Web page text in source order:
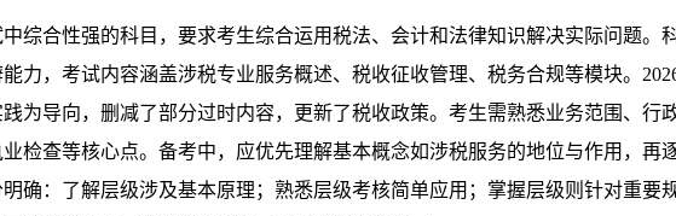
中综合性强的科目，要求考生综合运用税法、会计和法律知识解决实际问题。
力，考试内容涵盖涉税专业服务概述、税收征收管理、税务合规等模块。
为导向，删减了部分过时内容，更新了税收政策。考生需熟悉业务范围、行
检查等核心点。备考中，应优先理解基本概念如涉税服务的地位与作用，再
确：了解层级涉及基本原理；熟悉层级考核简单应用；掌握层级则针对重要